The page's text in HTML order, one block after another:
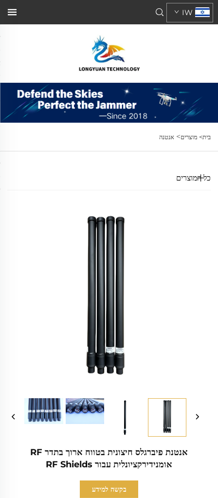
IW
בית> מוצרים> אנטנה
כל המוצרים
אנטנת פיברגלס חיצונית בטווח ארוך בתדר RF
אומנידירקציונלית עבור RF Shields
בקשה למידע